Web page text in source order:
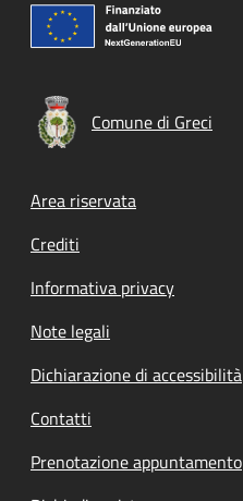
Comune di Greci
Footer menu
Area riservata
Crediti
Informativa privacy
Note legali
Dichiarazione di accessibilità
Contatti
Prenotazione appuntamento